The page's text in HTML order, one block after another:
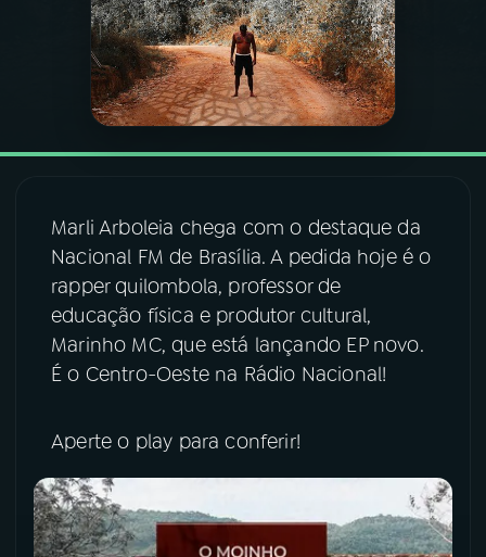
VIDEOCASTS
ÚLTIMAS
YouTube Facebook
Instagram X
Marli Arboleia chega com o destaque da
Nacional FM de Brasília. A pedida hoje é o
rapper quilombola, professor de
educação física e produtor cultural,
Marinho MC, que está lançando EP novo.
É o Centro-Oeste na Rádio Nacional!
Aperte o play para conferir!